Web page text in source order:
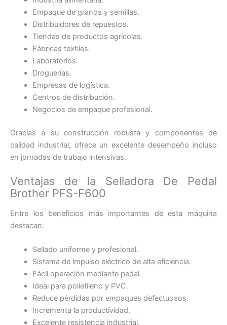
Empaque de granos y semillas.
Distribuidores de repuestos.
Tiendas de productos agrícolas.
Fábricas textiles.
Laboratorios.
Droguerías.
Empresas de logística.
Centros de distribución.
Negocios de empaque profesional.
Gracias a su construcción robusta y componentes de
calidad industrial, ofrece un excelente desempeño incluso
en jornadas de trabajo intensivas.
Ventajas de la Selladora De Pedal
Brother PFS-F600
Entre los beneficios más importantes de esta máquina
destacan:
Sellado uniforme y profesional.
Sistema de impulso eléctrico de alta eficiencia.
Fácil operación mediante pedal.
Ideal para polietileno y PVC.
Reduce pérdidas por empaques defectuosos.
Incrementa la productividad.
Excelente resistencia industrial.